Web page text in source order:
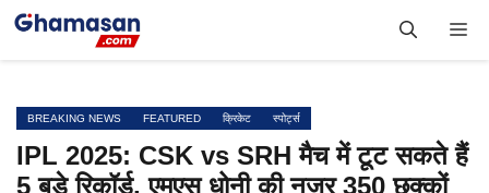
Skip
BREAKING NEWS FEATURED क्रिकेट स्पोर्ट्स
IPL 2025: CSK vs SRH मैच में टूट सकते हैं
5 बड़े रिकॉर्ड, एमएस धोनी की नजर 350 छक्कों